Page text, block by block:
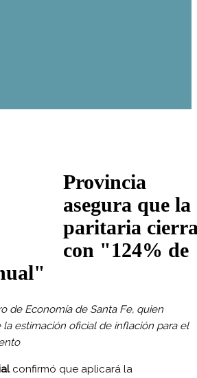
Provincia
asegura que la
paritaria
con "124% de
de Economía de Santa Fe, quien
estimación oficial de inflación para el
confirmó que aplicará la